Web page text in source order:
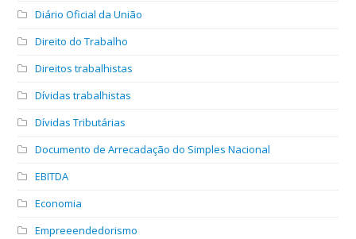
Diário Oficial da União
Direito do Trabalho
Direitos trabalhistas
Dívidas trabalhistas
Dívidas Tributárias
Documento de Arrecadação do Simples Nacional
EBITDA
Economia
Empreeendedorismo